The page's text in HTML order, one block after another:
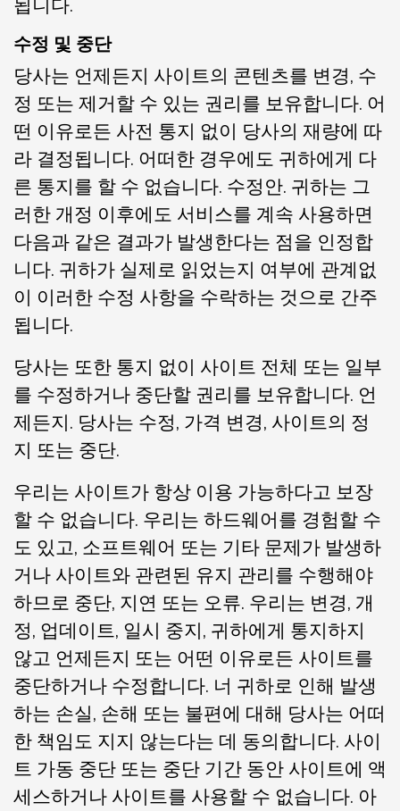
됩니다.
수정 및 중단
당사는 언제든지 사이트의 콘텐츠를 변경, 수
정 또는 제거할 수 있는 권리를 보유합니다. 어
떤 이유로든 사전 통지 없이 당사의 재량에 따
라 결정됩니다. 어떠한 경우에도 귀하에게 다
른 통지를 할 수 없습니다. 수정안. 귀하는 그
러한 개정 이후에도 서비스를 계속 사용하면
다음과 같은 결과가 발생한다는 점을 인정합
니다. 귀하가 실제로 읽었는지 여부에 관계없
이 이러한 수정 사항을 수락하는 것으로 간주
됩니다.
당사는 또한 통지 없이 사이트 전체 또는 일부
를 수정하거나 중단할 권리를 보유합니다. 언
제든지. 당사는 수정, 가격 변경, 사이트의 정
지 또는 중단.
우리는 사이트가 항상 이용 가능하다고 보장
할 수 없습니다. 우리는 하드웨어를 경험할 수
도 있고, 소프트웨어 또는 기타 문제가 발생하
거나 사이트와 관련된 유지 관리를 수행해야
하므로 중단, 지연 또는 오류. 우리는 변경, 개
정, 업데이트, 일시 중지, 귀하에게 통지하지
않고 언제든지 또는 어떤 이유로든 사이트를
중단하거나 수정합니다. 너 귀하로 인해 발생
하는 손실, 손해 또는 불편에 대해 당사는 어떠
한 책임도 지지 않는다는 데 동의합니다. 사이
트 가동 중단 또는 중단 기간 동안 사이트에 액
세스하거나 사이트를 사용할 수 없습니다. 아